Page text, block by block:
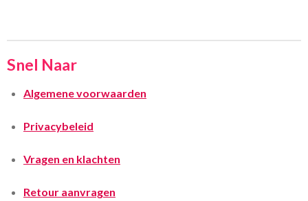
Snel Naar
Algemene voorwaarden
Privacybeleid
Vragen en klachten
Retour aanvragen